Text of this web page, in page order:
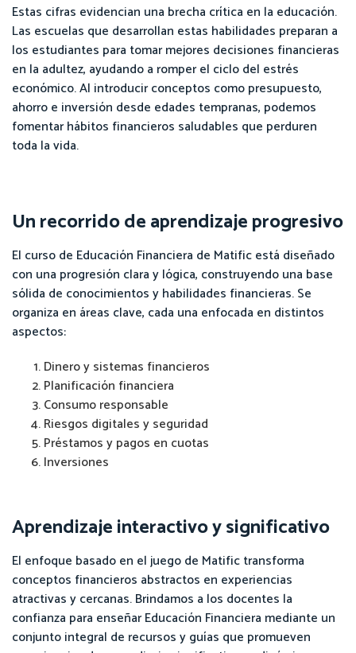
Estas cifras evidencian una brecha crítica en la educación.
Las escuelas que desarrollan estas habilidades preparan a
los estudiantes para tomar mejores decisiones financieras
en la adultez, ayudando a romper el ciclo del estrés
económico. Al introducir conceptos como presupuesto,
ahorro e inversión desde edades tempranas, podemos
fomentar hábitos financieros saludables que perduren
toda la vida.
Un recorrido de aprendizaje progresivo
El curso de Educación Financiera de Matific está diseñado
con una progresión clara y lógica, construyendo una base
sólida de conocimientos y habilidades financieras. Se
organiza en áreas clave, cada una enfocada en distintos
aspectos:
Dinero y sistemas financieros
Planificación financiera
Consumo responsable
Riesgos digitales y seguridad
Préstamos y pagos en cuotas
Inversiones
Aprendizaje interactivo y significativo
El enfoque basado en el juego de Matific transforma
conceptos financieros abstractos en experiencias
atractivas y cercanas. Brindamos a los docentes la
confianza para enseñar Educación Financiera mediante un
conjunto integral de recursos y guías que promueven